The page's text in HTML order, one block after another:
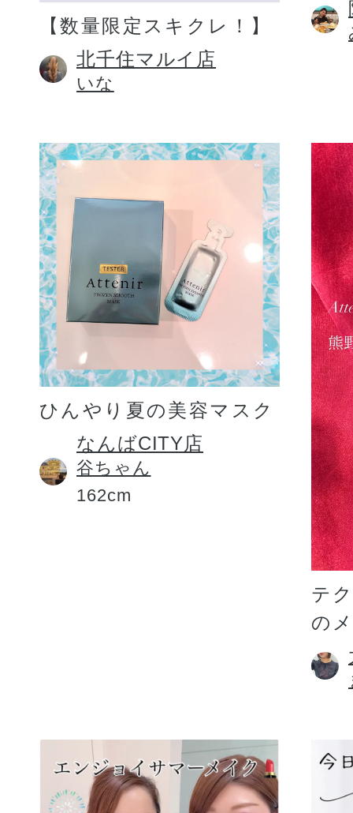
【数量限定スキクレ！】
北千住マルイ店
いな
ひんやり夏の美容マスク
なんばCITY店
谷ちゃん
162cm
テ
の